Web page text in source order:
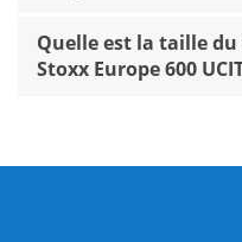
Quelle est la taille
Stoxx Europe 600